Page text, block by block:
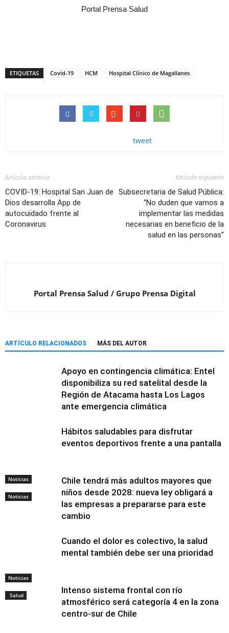
Portal Prensa Salud
ETIQUETAS Covid-19 HCM Hospital Clínico de Magallanes
tweet
Artículo anterior
COVID-19: Hospital San Juan de
Dios desarrolla App de
autocuidado frente al
Coronavirus
Artículo siguiente
Subsecretaria de Salud Pública:
“No duden que vamos a
implementar las medidas
necesarias en beneficio de la
salud en las personas”
Portal Prensa Salud / Grupo Prensa Digital
ARTÍCULO RELACIONADOS MÁS DEL AUTOR
Noticias
Apoyo en contingencia climática: Entel
disponibiliza su red satelital desde la
Región de Atacama hasta Los Lagos
ante emergencia climática
Noticias
Hábitos saludables para disfrutar
eventos deportivos frente a una pantalla
Noticias
Chile tendrá más adultos mayores que
niños desde 2028: nueva ley obligará a
las empresas a prepararse para este
cambio
Salud
Cuando el dolor es colectivo, la salud
mental también debe ser una prioridad
Intenso sistema frontal con río
atmosférico será categoría 4 en la zona
centro-sur de Chile